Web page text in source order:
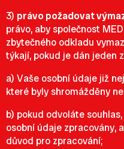
3) právo požadovat
právo, aby společnost
zbytečného odkladu
týkají, pokud je dán jeden
a) Vaše osobní údaje již
které byly shromážděny
b) pokud odvoláte
osobní údaje zpracovány,
důvod pro zpracování;